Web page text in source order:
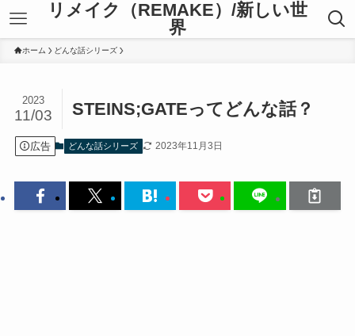
リメイク（REMAKE）/新しい世
界
ホーム どんな話シリーズ
STEINS;GATEってどんな話？
2023
11/03
広告 どんな話シリーズ 2023年11月3日